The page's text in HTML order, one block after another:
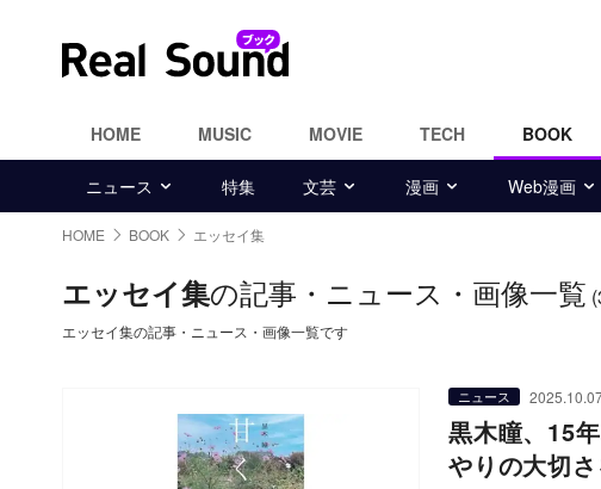
HOME MUSIC MOVIE TECH BOOK
ニュース 特集 文芸 漫画 Web漫画
HOME BOOK エッセイ集
エッセイ集の記事・ニュース・画像一覧
エッセイ集の記事・ニュース・画像一覧です
ニュース
黒木瞳、15
やりの大切さ